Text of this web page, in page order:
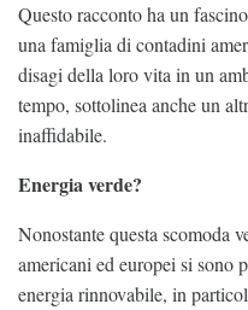
Questo racconto ha un
una famiglia di contadini
disagi della loro vita in un
tempo, sottolinea anche un
inaffidabile.
Energia verde?
Nonostante questa scomoda
americani ed europei si sono
energia rinnovabile, in